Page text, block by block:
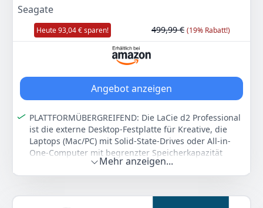
Laufwerkszustand über kompatible NAS-Systeme
Max. Workload von 180TB/Jahr und optionale
Festplatten-Datenwiederherstellung
Hersteller
489
Anzeigen
Seagate
Heute 93,04 € sparen! 499,99 € (19% Rabatt!)
Angebot anzeigen
PLATTFORMÜBERGREIFEND: Die LaCie d2 Professional
ist die externe Desktop-Festplatte für Kreative, die
Laptops (Mac/PC) mit Solid-State-Drives oder All-in-
One-Computer mit begrenzter Speicherkapazität
SCHNELLE DATENÜBERTRAGUNG: Leichte Bearbeitung
Mehr anzeigen...